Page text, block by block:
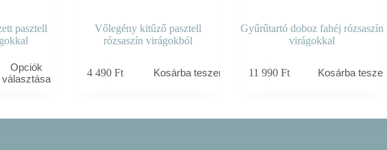
pasztell
Opciók
választása
Vőlegény kitűző pasztell
rózsaszín virágokból
4 490Ft Kosárba teszem
Gyűrűtartó doboz fahéj rózsaszín
virágokkal
11 990Ft Kosárba teszem